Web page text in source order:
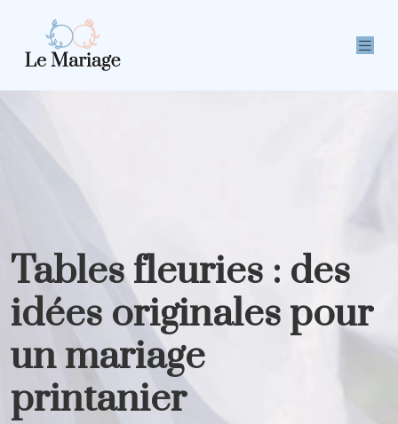
Tables fleuries : des
idées originales pour
un mariage
printanier